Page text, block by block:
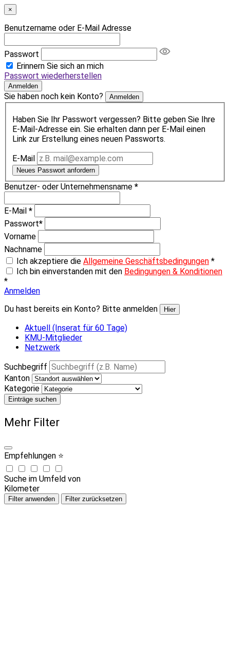
×
Benutzername oder E-Mail Adresse
Passwort
Erinnern Sie sich an mich
Passwort wiederherstellen
Anmelden
Sie haben noch kein Konto? Anmelden
Haben Sie Ihr Passwort vergessen? Bitte geben Sie Ihre
E-Mail-Adresse ein. Sie erhalten dann per E-Mail einen
Link zur Erstellung eines neuen Passworts.
E-Mail
Neues Passwort anfordern
Benutzer- oder Unternehmensname *
E-Mail *
Passwort*
Vorname
Nachname
Ich akzeptiere die Allgemeine Geschäftsbedingungen *
Ich bin einverstanden mit den Bedingungen & Konditionen
*
Anmelden
Du hast bereits ein Konto? Bitte anmelden
Hier
Aktuell (Inserat für 60 Tage)
KMU-Mitglieder
Netzwerk
Suchbegriff
Kanton
Kategorie
Einträge suchen
Mehr Filter
Empfehlungen ⭐
Suche im Umfeld von
Kilometer
Filter anwenden Filter zurücksetzen